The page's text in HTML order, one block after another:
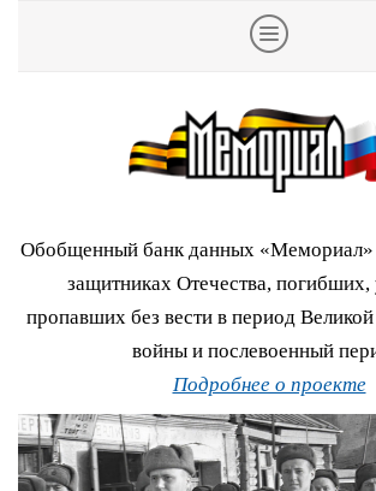
Обобщенный банк данных «Мемориал»
защитниках Отечества,
пропавших без вести в период
войны и послевоенный
Подробнее о проекте